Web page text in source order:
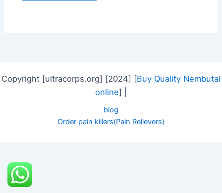
Copyright [ultracorps.org] [2024] [Buy Quality Nembutal
online] |
blog
Order pain killers(Pain Relievers)